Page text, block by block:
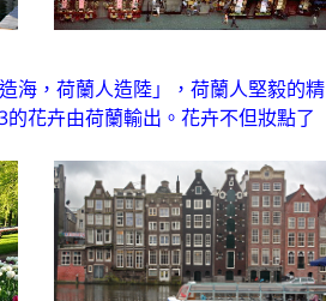
海，荷蘭人造陸」，荷蘭人堅毅的精
花卉由荷蘭輸出。花卉不但妝點了